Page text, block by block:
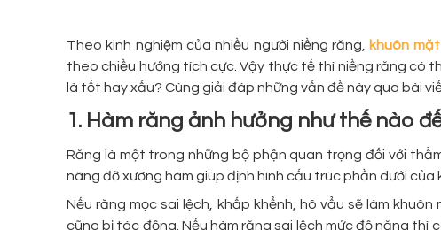
Theo kinh nghiệm của nhiều người niềng răng, khuôn
theo chiều hướng tích cực. Vậy thực tế thì niềng răng có
là tốt hay xấu? Cùng giải đáp những vấn đề này qua bài
1. Hàm răng ảnh hưởng như thế nào
Răng là một trong những bộ phận quan trọng đối với
nâng đỡ xương hàm giúp định hình cấu trúc phần dưới của
Nếu răng mọc sai lệch, khấp khểnh, hô vẩu sẽ làm
cũng bị tác động. Nếu hàm răng sai lệch mức độ nặng